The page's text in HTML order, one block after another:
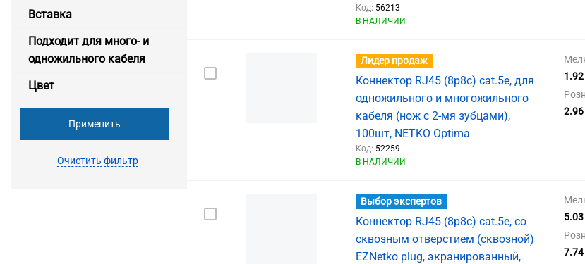
Вставка
Подходит для много- и
одножильного кабеля
Цвет
Применить
Очистить фильтр
Код: 56213
В НАЛИЧИИ
Лидер продаж
Коннектор RJ45 (8p8c) cat.5е, для
одножильного и многожильного
кабеля (нож с 2-мя зубцами),
100шт, NETKO Optima
Код: 52259
В НАЛИЧИИ
Выбор экспертов
Коннектор RJ45 (8p8c) cat.5е, со
сквозным отверстием (сквозной)
EZNetko plug, экранированный,